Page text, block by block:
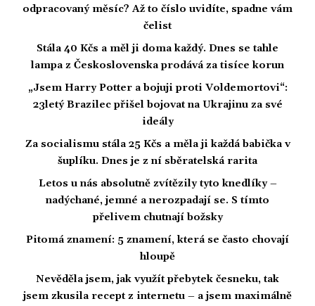
odpracovaný měsíc? Až to číslo uvidíte, spadne vám
čelist
Stála 40 Kčs a měl ji doma každý. Dnes se tahle
lampa z Československa prodává za tisíce korun
„Jsem Harry Potter a bojuji proti Voldemortovi“:
23letý Brazilec přišel bojovat na Ukrajinu za své
ideály
Za socialismu stála 25 Kčs a měla ji každá babička v
šuplíku. Dnes je z ní sběratelská rarita
Letos u nás absolutně zvítězily tyto knedlíky –
nadýchané, jemné a nerozpadají se. S tímto
přelivem chutnají božsky
Pitomá znamení: 5 znamení, která se často chovají
hloupě
Nevěděla jsem, jak využít přebytek česneku, tak
jsem zkusila recept z internetu – a jsem maximálně